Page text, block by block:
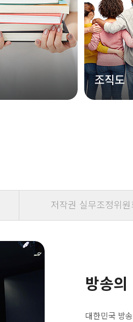
조직도
저작권 실무조정위
방송
대한민국 방